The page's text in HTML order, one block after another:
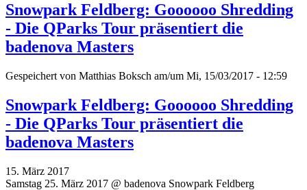
Snowpark Feldberg: Goooooo Shredding
- Die QParks Tour präsentiert die
badenova Masters
Gespeichert von Matthias Boksch am/um Mi, 15/03/2017 - 12:59
Snowpark Feldberg: Goooooo Shredding
- Die QParks Tour präsentiert die
badenova Masters
15. März 2017
Samstag 25. März 2017 @ badenova Snowpark Feldberg